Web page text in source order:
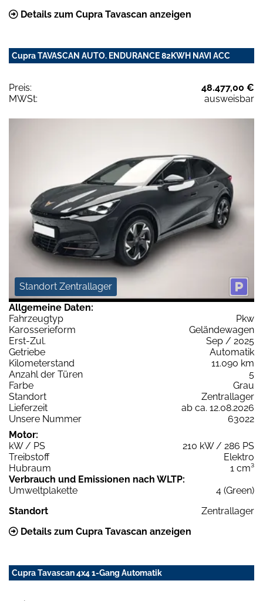
Details zum Cupra Tavascan anzeigen
Cupra TAVASCAN AUTO. ENDURANCE 82KWH NAVI ACC
Preis:
48.477,00 €
MWSt:
ausweisbar
Standort Zentrallager
Allgemeine Daten:
Fahrzeugtyp
Pkw
Karosserieform
Geländewagen
Erst-Zul.
Sep / 2025
Getriebe
Automatik
Kilometerstand
11.090 km
Anzahl der Türen
5
Farbe
Grau
Standort
Zentrallager
Lieferzeit
ab ca. 12.08.2026
Unsere Nummer
63022
Motor:
kW / PS
210 kW / 286 PS
Treibstoff
Elektro
Hubraum
1 cm³
Verbrauch und Emissionen nach WLTP:
Umweltplakette
4 (Green)
Standort
Zentrallager
Details zum Cupra Tavascan anzeigen
Cupra Tavascan 4x4 1-Gang Automatik